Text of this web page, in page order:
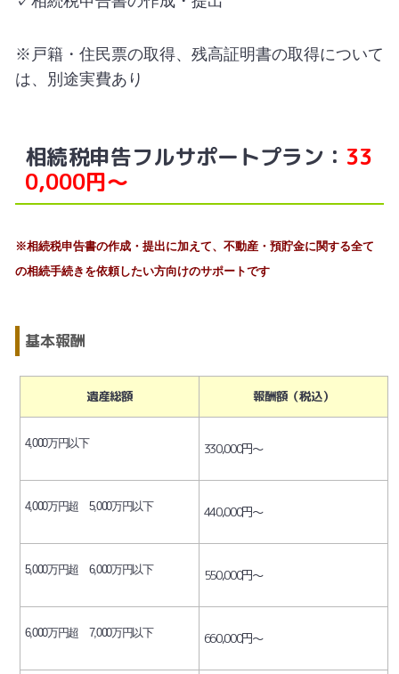
※戸籍・住民票の取得、残高証明書の取得について
は、別途実費あり
相続税申告フルサポートプラン： 33
0,000円～
※相続税申告書の作成・提出に加えて、不動産・預貯金に関する全て
の相続手続きを依頼したい方向けのサポートです
基本報酬
遺産総額 報酬額（税込）
4,000万円以下 330,000円～
4,000万円超 5,000万円以下 440,000円～
5,000万円超 6,000万円以下 550,000円～
6,000万円超 7,000万円以下 660,000円～